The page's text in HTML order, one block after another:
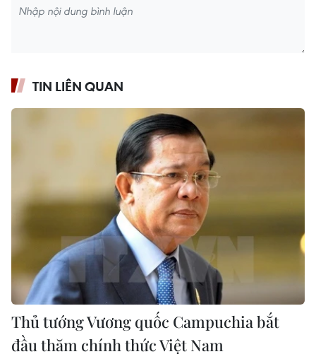
TIN LIÊN QUAN
Thủ tướng Vương quốc Campuchia bắt
đầu thăm chính thức Việt Nam